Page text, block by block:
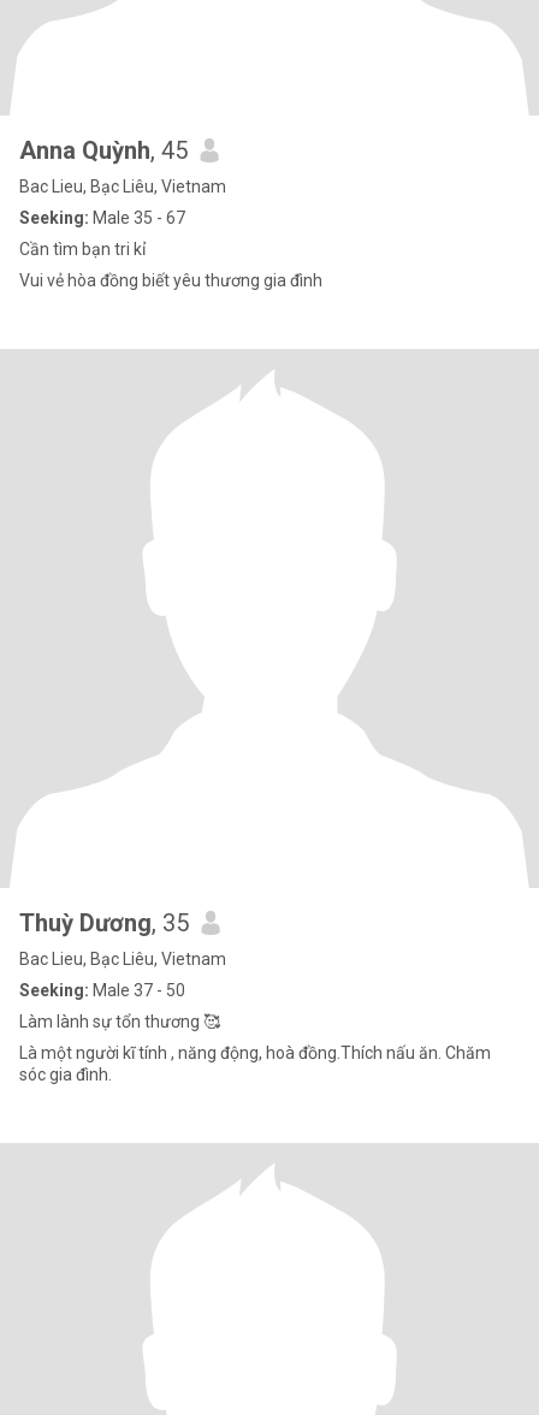
Anna Quỳnh, 45
Bac Lieu, Bạc Liêu, Vietnam
Seeking: Male 35 - 67
Cần tìm bạn tri kỉ
Vui vẻ hòa đồng biết yêu thương gia đình
Thuỳ Dương, 35
Bac Lieu, Bạc Liêu, Vietnam
Seeking: Male 37 - 50
Làm lành sự tổn thương 🥰
Là một người kĩ tính , năng động, hoà đồng.Thích nấu ăn. Chăm
sóc gia đình.